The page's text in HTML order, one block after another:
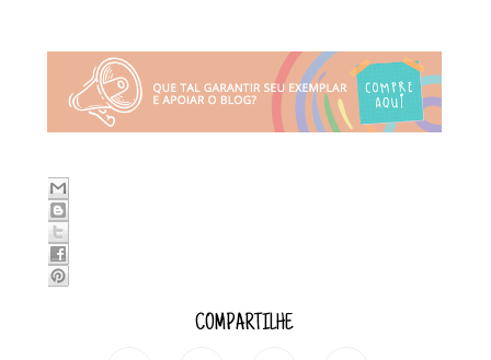
COMPARTILHE